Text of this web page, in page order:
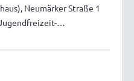
Neumärker Straße 1
…